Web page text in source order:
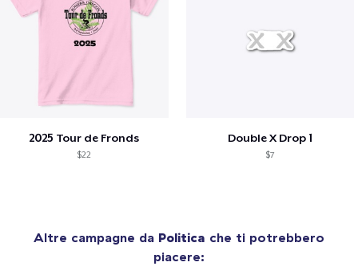
2025 Tour de Fronds
$22
Double X Drop 1
$7
Altre campagne da Politica che ti potrebbero
piacere: